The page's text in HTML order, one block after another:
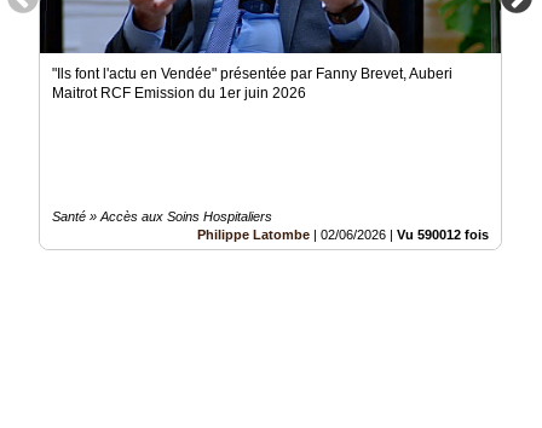
"Ils font l'actu en Vendée" présentée par Fanny Brevet, Auberi
Maitrot RCF Emission du 1er juin 2026
Santé » Accès aux Soins Hospitaliers
Philippe Latombe
02/06/2026 Vu 590012 fois